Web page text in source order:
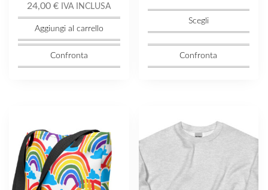
24,00€ IVA INCLUSA
Aggiungi al carrello
Confronta
Scegli
Confronta
più
varianti.
Le
prodotto
ha
più
varianti.
Le